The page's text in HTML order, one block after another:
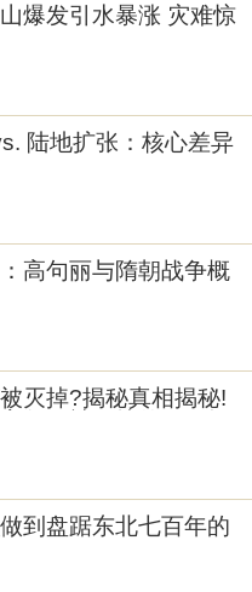
爆发引水暴涨 灾难惊
陆地扩张：核心差异
高句丽与隋朝战争概
灭掉?揭秘真相揭秘!
到盘踞东北七百年的